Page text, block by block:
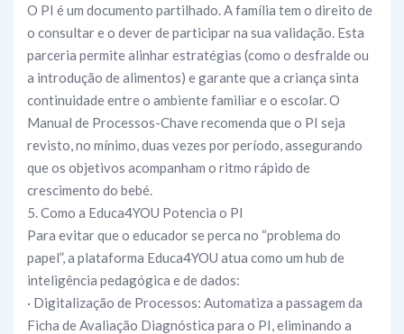
O PI é um documento partilhado. A família tem o direito de
o consultar e o dever de participar na sua validação. Esta
parceria permite alinhar estratégias (como o desfralde ou
a introdução de alimentos) e garante que a criança sinta
continuidade entre o ambiente familiar e o escolar. O
Manual de Processos-Chave recomenda que o PI seja
revisto, no mínimo, duas vezes por período, assegurando
que os objetivos acompanham o ritmo rápido de
crescimento do bebé.
5. Como a Educa4YOU Potencia o PI
Para evitar que o educador se perca no “problema do
papel”, a plataforma Educa4YOU atua como um hub de
inteligência pedagógica e de dados:
· Digitalização de Processos: Automatiza a passagem da
Ficha de Avaliação Diagnóstica para o PI, eliminando a